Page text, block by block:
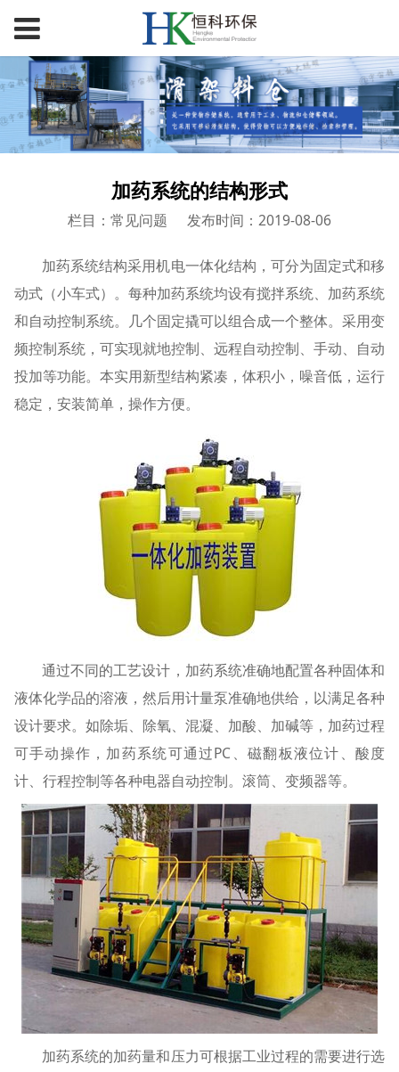
加药系统的结构形式
栏目：常见问题 发布时间：2019-08-06
加药系统结构采用机电一体化结构，可分为固定式和移
动式（小车式）。每种加药系统均设有搅拌系统、加药系统
和自动控制系统。几个固定撬可以组合成一个整体。采用变
频控制系统，可实现就地控制、远程自动控制、手动、自动
投加等功能。本实用新型结构紧凑，体积小，噪音低，运行
稳定，安装简单，操作方便。
通过不同的工艺设计，加药系统准确地配置各种固体和
液体化学品的溶液，然后用计量泵准确地供给，以满足各种
设计要求。如除垢、除氧、混凝、加酸、加碱等，加药过程
可手动操作，加药系统可通过PC、磁翻板液位计、酸度
计、行程控制等各种电器自动控制。滚筒、变频器等。
加药系统的加药量和压力可根据工业过程的需要进行选